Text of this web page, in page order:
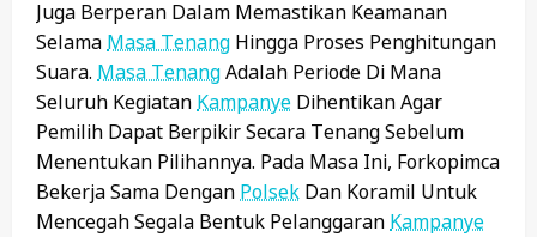
Juga Berperan Dalam Memastikan Keamanan
Selama Masa Tenang Hingga Proses Penghitungan
Suara. Masa TenangAdalah Periode Di Mana
Seluruh Kegiatan Kampanye Dihentikan Agar
Pemilih Dapat Berpikir Secara Tenang Sebelum
Menentukan Pilihannya. Pada Masa Ini, Forkopimca
Bekerja Sama Dengan Polsek Dan Koramil Untuk
Mencegah Segala Bentuk Pelanggaran Kampanye